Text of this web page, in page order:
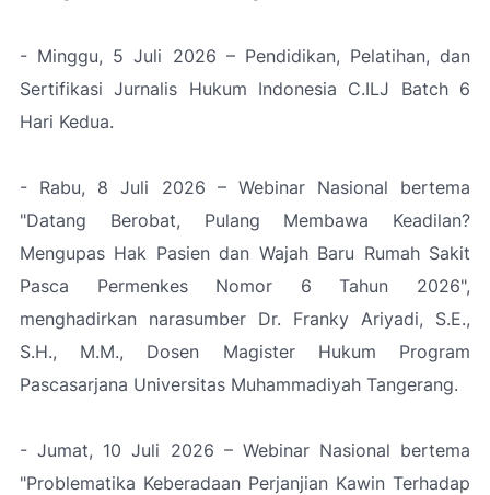
- Minggu, 5 Juli 2026 – Pendidikan, Pelatihan, dan
Sertifikasi Jurnalis Hukum Indonesia C.ILJ Batch 6
Hari Kedua.
- Rabu, 8 Juli 2026 – Webinar Nasional bertema
"Datang Berobat, Pulang Membawa Keadilan?
Mengupas Hak Pasien dan Wajah Baru Rumah Sakit
Pasca Permenkes Nomor 6 Tahun 2026",
menghadirkan narasumber Dr. Franky Ariyadi, S.E.,
S.H., M.M., Dosen Magister Hukum Program
Pascasarjana Universitas Muhammadiyah Tangerang.
- Jumat, 10 Juli 2026 – Webinar Nasional bertema
"Problematika Keberadaan Perjanjian Kawin Terhadap